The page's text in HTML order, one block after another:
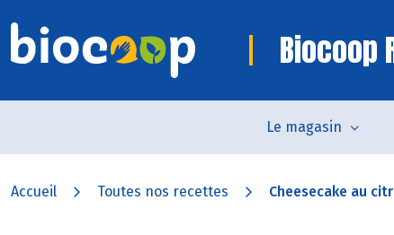
Biocoop
Le magasin
Accueil Toutes nos recettes Cheesecake au